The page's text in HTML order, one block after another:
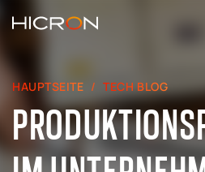
HAUPTSEITE TECH BLOG